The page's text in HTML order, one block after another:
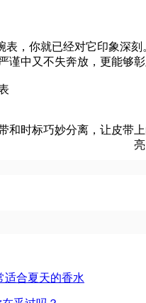
你就已经对它印象深刻
谨中又不失奔放，更能够
时标巧妙分离，让皮带上
适合夏天的香水